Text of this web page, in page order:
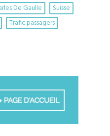
De Gaulle
Suisse
Trafic passagers